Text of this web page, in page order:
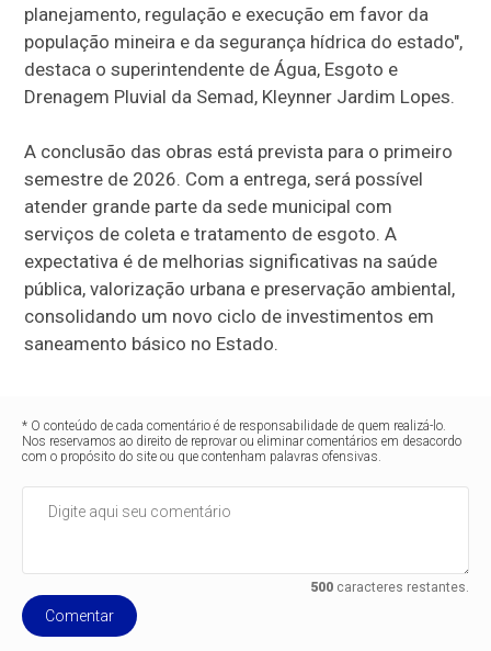
planejamento, regulação e execução em favor da
população mineira e da segurança hídrica do estado",
destaca o superintendente de Água, Esgoto e
Drenagem Pluvial da Semad, Kleynner Jardim Lopes.
A conclusão das obras está prevista para o primeiro
semestre de 2026. Com a entrega, será possível
atender grande parte da sede municipal com
serviços de coleta e tratamento de esgoto. A
expectativa é de melhorias significativas na saúde
pública, valorização urbana e preservação ambiental,
consolidando um novo ciclo de investimentos em
saneamento básico no Estado.
* O conteúdo de cada comentário é de responsabilidade de quem realizá-lo.
Nos reservamos ao direito de reprovar ou eliminar comentários em desacordo
com o propósito do site ou que contenham palavras ofensivas.
500caracteres restantes.
Comentar